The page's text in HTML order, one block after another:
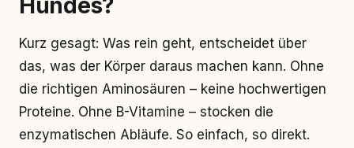
Hundes?
Kurz gesagt: Was rein geht, entscheidet über
das, was der Körper daraus machen kann. Ohne
die richtigen Aminosäuren – keine hochwertigen
Proteine. Ohne B-Vitamine – stocken die
enzymatischen Abläufe. So einfach, so direkt.